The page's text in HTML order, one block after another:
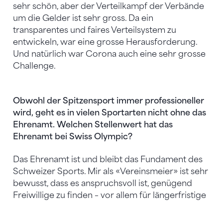
sehr schön, aber der Verteilkampf der Verbände
um die Gelder ist sehr gross. Da ein
transparentes und faires Verteilsystem zu
entwickeln, war eine grosse Herausforderung.
Und natürlich war Corona auch eine sehr grosse
Challenge.
Obwohl der Spitzensport immer professioneller
wird, geht es in vielen Sportarten nicht ohne das
Ehrenamt. Welchen Stellenwert hat das
Ehrenamt bei Swiss Olympic?
Das Ehrenamt ist und bleibt das Fundament des
Schweizer Sports. Mir als «Vereinsmeier» ist sehr
bewusst, dass es anspruchsvoll ist, genügend
Freiwillige zu finden – vor allem für längerfristige